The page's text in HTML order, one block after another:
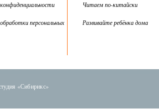
персональных
Читаем по-китайски
Развивайте ребёнка дома
«Сибирикс»